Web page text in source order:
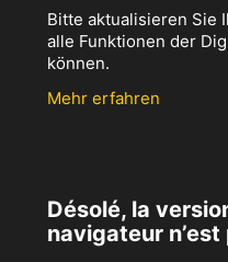
Bitte aktualisieren Sie
alle Funktionen der
können.
Mehr erfahren
Désolé, la
navigateur n’est